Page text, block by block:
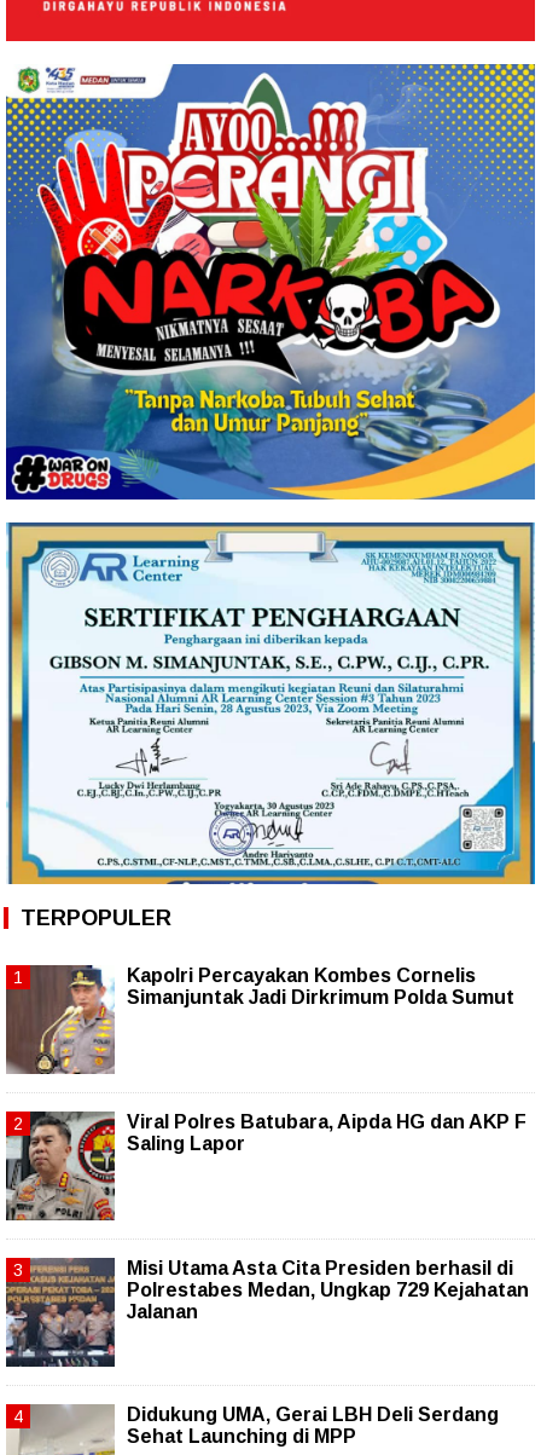
TERPOPULER
Kapolri Percayakan Kombes Cornelis
Simanjuntak Jadi Dirkrimum Polda Sumut
Viral Polres Batubara, Aipda HG dan AKP F
Saling Lapor
Misi Utama Asta Cita Presiden berhasil di
Polrestabes Medan, Ungkap 729 Kejahatan
Jalanan
Didukung UMA, Gerai LBH Deli Serdang
Sehat Launching di MPP